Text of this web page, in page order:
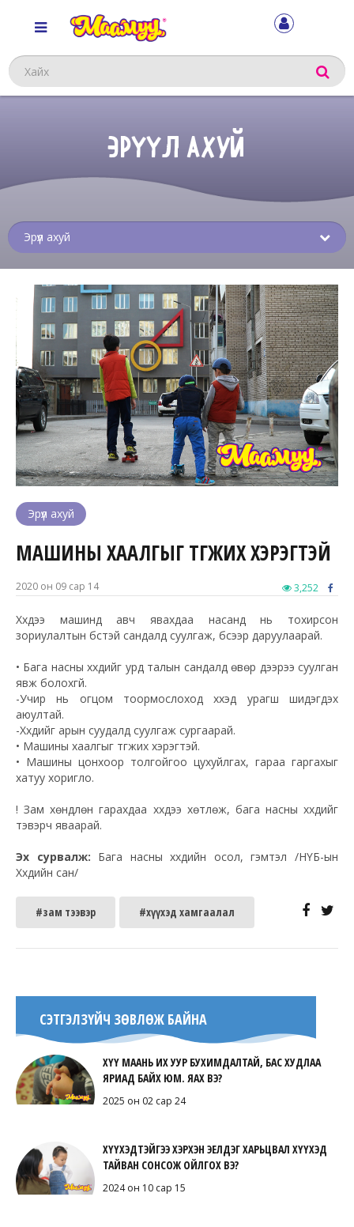
Хайх
ЭРҮҮЛ АХУЙ
Эрүүл ахуй
МАШИНЫ ХААЛГЫГ ТҮГЖИХ ХЭРЭГТЭЙ
2020 он 09 сар 14 3,252
Хүүхдээ машинд авч явахдаа насанд нь тохирсон
зориулалтын бүстэй сандалд суулгаж, бүсээр даруулаарай.
• Бага насны хүүхдийг урд талын сандалд өвөр дээрээ суулган
явж болохгүй.
-Учир нь огцом тоормослоход хүүхэд урагш шидэгдэх
аюултай.
-Хүүхдийг арын суудалд суулгаж сургаарай.
• Машины хаалгыг түгжих хэрэгтэй.
• Машины цонхоор толгойгоо цухуйлгах, гараа гаргахыг
хатуу хоригло.
! Зам хөндлөн гарахдаа хүүхдээ хөтлөж, бага насны хүүхдийг
тэвэрч яваарай.
Эх сурвалж: Бага насны хүүхдийн осол, гэмтэл /НҮБ-ын
Хүүхдийн сан/
#зам тээвэр #хүүхэд хамгаалал
СЭТГЭЛЗҮЙЧ ЗӨВЛӨЖ БАЙНА
ХҮҮ МААНЬ ИХ УУР БУХИМДАЛТАЙ, БАС ХУДЛАА
ЯРИАД БАЙХ ЮМ. ЯАХ ВЭ?
2025 он 02 сар 24
ХҮҮХЭДТЭЙГЭЭ ХЭРХЭН ЭЕЛДЭГ ХАРЬЦВАЛ ХҮҮХЭД
ТАЙВАН СОНСОЖ ОЙЛГОХ ВЭ?
2024 он 10 сар 15